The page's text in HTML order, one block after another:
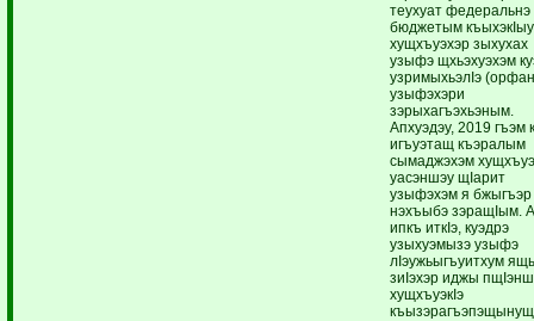
теухуат федеральнэ
бюджетым къыхэкIыу
хущхъуэхэр зыхухах
узыфэ щхьэхуэхэм
узримыхьэлIэ
узыфэхэри
зэрыхагъэхьэным.
Апхуэдэу, 2019 гъэм
игъуэтащ къэралым
сымаджэхэм
уасэншэу щIарит
узыфэхэм я бжыгъэр
нэхъыбэ зэращIым.
ипкъ иткIэ, куэдрэ
узыхуэмызэ узыфэ
лIэужьыгъуитхум
зиIэхэр иджы
хущхъуэкIэ